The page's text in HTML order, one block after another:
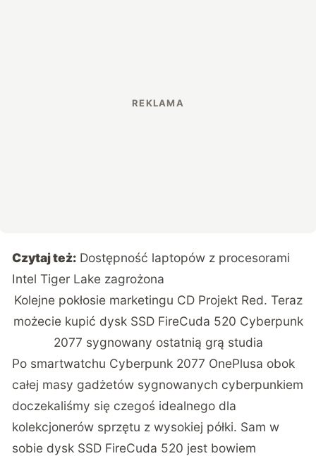
Czytaj też: Dostępność laptopów z procesorami
Intel Tiger Lake zagrożona
Kolejne pokłosie marketingu CD Projekt Red. Teraz
możecie kupić dysk SSD FireCuda 520 Cyberpunk
2077 sygnowany ostatnią grą studia
Po smartwatchu Cyberpunk 2077 OnePlusa obok
całej masy gadżetów sygnowanych cyberpunkiem
doczekaliśmy się czegoś idealnego dla
kolekcjonerów sprzętu z wysokiej półki. Sam w
sobie dysk SSD FireCuda 520 jest bowiem